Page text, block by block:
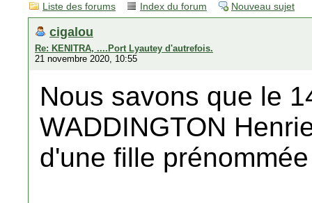
Liste des forums Index du forum Nouveau sujet
cigalou
Re: KENITRA, ....Port Lyautey d'autrefois.
21 novembre 2020, 10:55
Nous savons que le
WADDINGTON
d'une fille